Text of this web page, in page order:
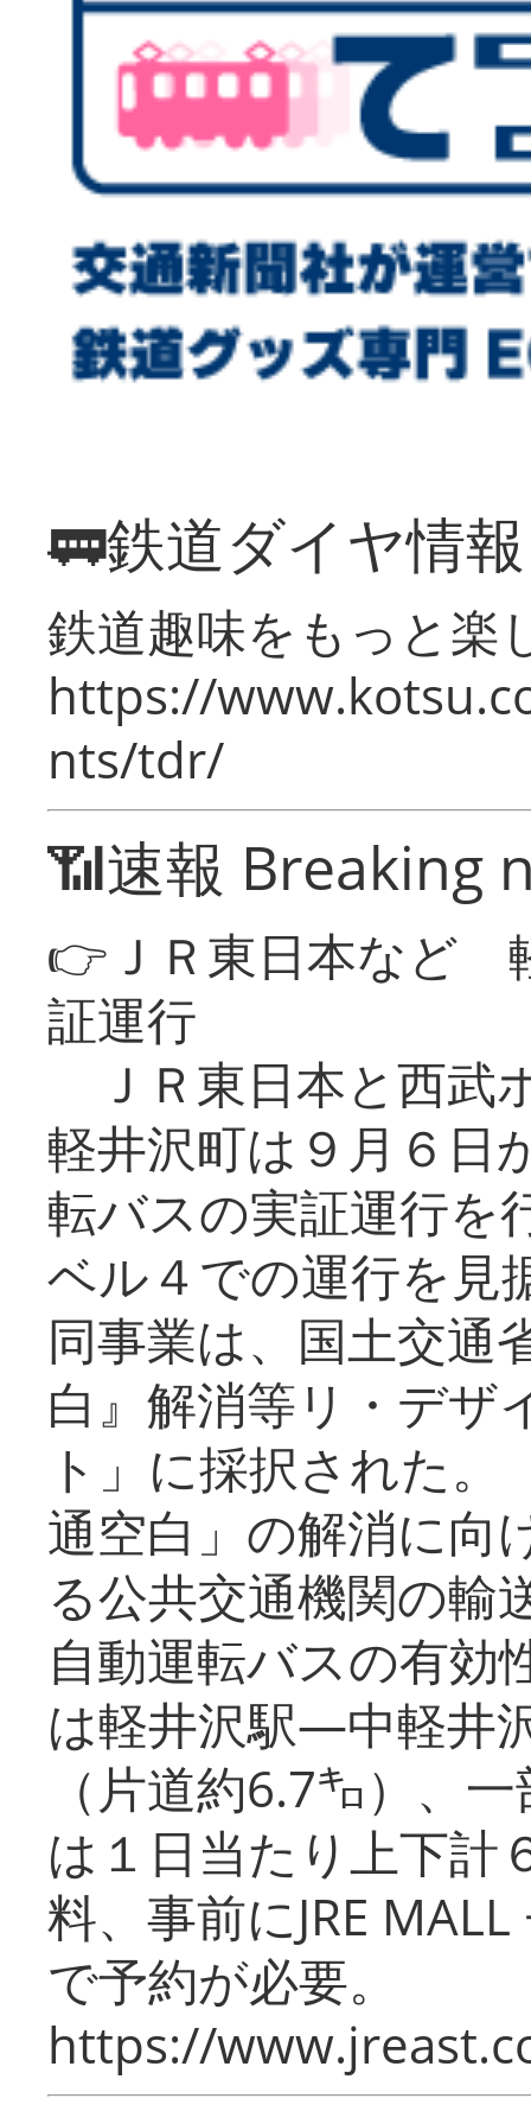
🚃鉄道ダイヤ情
鉄道趣味をもっと楽
https://
nts/tdr/
📶速報 Breaking
👉ＪＲ東日本など
証運行
ＪＲ東日本と西武
軽井沢町は９月６日
転バスの実証運行を
ベル４での運行を見
同事業は、国土交通
白』解消等リ・デザ
ト」に採択された
通空白」の解消に向
る公共交通機関の輸
自動運転バスの有効
は軽井沢駅―中軽井
（片道約6.7㌔）、
は１日当たり上下計
料、事前にJRE
で予約が必要。
https://